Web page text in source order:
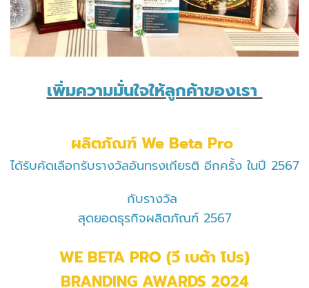
เพิ่มความมั่นใจให้ลูกค้าของเรา
ผลิตภัณฑ์ We Beta Pro
ได้รับคัดเลือกรับรางวัลอันทรงเกียรติ อีกครั้ง ในปี 2567
​กับรางวัล
สุดยอดธุรกิจผลิตภัณฑ์ 2567
WE BETA PRO (วี เบต้า โปร)
BRANDING AWARDS 2024